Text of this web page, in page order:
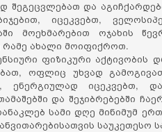
შეგეცვლებათ და
იცეკვებთ,
მოეხმარებით ოჯახის
ახალი მოიფიქროთ.
ფიზიკური
ოფლიც უხვად
ენერგიულად იცეკვებთ,
და შეჯიბრებებში
სამი დღე მინიმუმ
საუკეთესო